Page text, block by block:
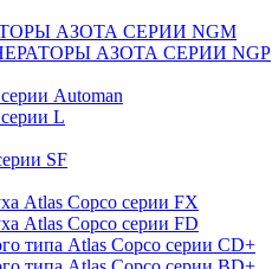
АЗОТА СЕРИИ NGM
АЗОТА СЕРИИ NGP
Automan
L
SF
Atlas Copco серии FX
Atlas Copco серии FD
типа Atlas Copco серии СD+